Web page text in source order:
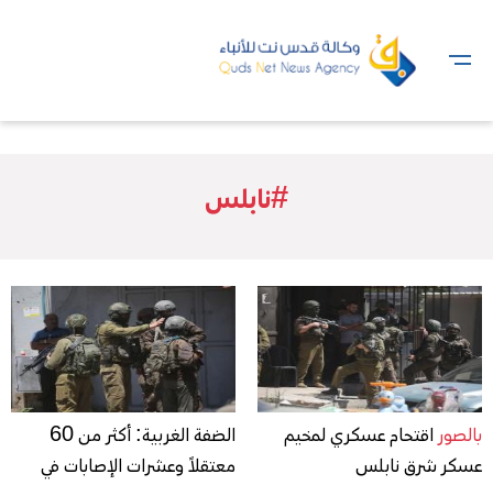
#نابلس
بالصور اقتحام عسكري لمخيم
عسكر شرق نابلس
الضفة الغربية: أكثر من 60
معتقلاً وعشرات الإصابات في